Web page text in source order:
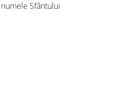
Sfântului